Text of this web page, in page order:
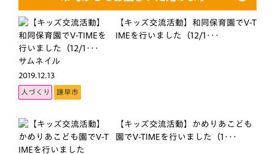
2019.12.13
【キッズ交流活動】和同保育園でV-T
IMEを行いました（12/1･･･
人づくり 諫早市
【キッズ交流活動】かめりあこども
園でV-TIMEを行いました（1･･･